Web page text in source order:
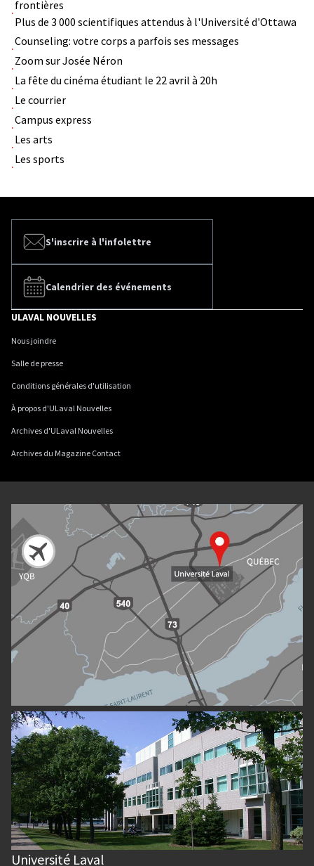
frontières
Plus de 3 000 scientifiques attendus à l'Université d'Ottawa
Counseling: votre corps a parfois ses messages
Zoom sur Josée Néron
La fête du cinéma étudiant le 22 avril à 20h
Le courrier
Campus express
Les arts
Les sports
S'inscrire à l'infolettre
Calendrier des événements
ULAVAL NOUVELLES
Nous joindre
Salle de presse
Conditions générales d'utilisation
À propos d'ULaval Nouvelles
Archives d'ULaval Nouvelles
Archives du Magazine Contact
Université Laval